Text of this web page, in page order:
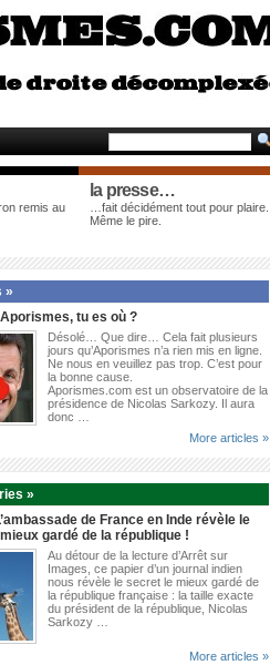
remis au
la presse…
…fait décidément tout pour plaire.
Même le pire.
»
tu es où ?
Désolé… Que dire… Cela fait plusieurs
jours qu’Aporismes n’a rien mis en ligne.
Ne nous en veuillez pas trop. C’est pour
la bonne cause.
Aporismes.com est un observatoire de la
présidence de Nicolas Sarkozy. Il aura
donc …
More articles »
»
de France en Inde révèle le
gardé de la république !
Au détour de la lecture d’Arrêt sur
Images, ce papier d’un journal indien
nous révèle le secret le mieux gardé de
la république française : la taille exacte
du président de la république, Nicolas
Sarkozy …
More articles »